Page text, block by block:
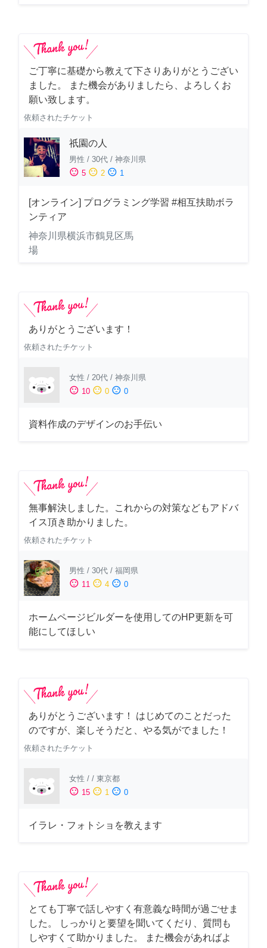
ご丁寧に基礎から教えて下さりありがとうござい
ました。 また機会がありましたら、よろしくお
願い致します。
依頼されたチケット
祇園の人
男性 / 30代 / 神奈川県
sentiment_satisfied 5 sentiment_neutral 2 sentiment_dissatisfied 1
[オンライン] プログラミング学習 #相互扶助ボラ
ンティア
神奈川県横浜市鶴見区馬
場
ありがとうございます！
依頼されたチケット
女性 / 20代 / 神奈川県
sentiment_satisfied 10 sentiment_neutral 0 sentiment_dissatisfied 0
資料作成のデザインのお手伝い
無事解決しました。これからの対策などもアドバ
イス頂き助かりました。
依頼されたチケット
男性 / 30代 / 福岡県
sentiment_satisfied 11 sentiment_neutral 4 sentiment_dissatisfied 0
ホームページビルダーを使用してのHP更新を可
能にしてほしい
ありがとうございます！ はじめてのことだった
のですが、楽しそうだと、やる気がでました！
依頼されたチケット
女性 / / 東京都
sentiment_satisfied 15 sentiment_neutral 1 sentiment_dissatisfied 0
イラレ・フォトショを教えます
とても丁寧で話しやすく有意義な時間が過ごせま
した。 しっかりと要望を聞いてくだり、質問も
しやすくて助かりました。 また機会があればよ